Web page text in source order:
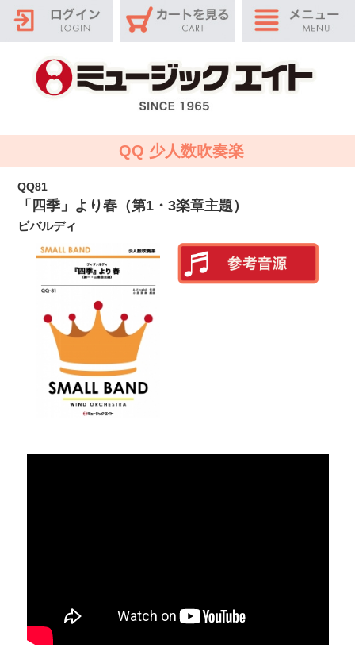
QQ 少人数吹奏楽
QQ81
「四季」より春（第1・3楽章主題）
ビバルディ